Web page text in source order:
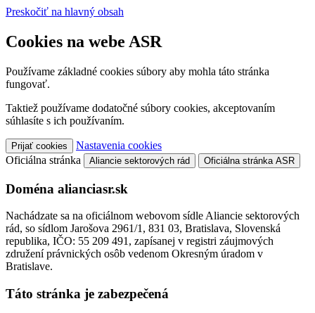
Preskočiť na hlavný obsah
Cookies na webe ASR
Používame základné cookies súbory aby mohla táto stránka
fungovať.
Taktiež používame dodatočné súbory cookies, akceptovaním
súhlasíte s ich používaním.
Prijať cookies
Nastavenia cookies
Oficiálna stránka
Aliancie sektorových rád Oficiálna stránka ASR
Doména alianciasr.sk
Nachádzate sa na oficiálnom webovom sídle Aliancie sektorových
rád, so sídlom Jarošova 2961/1, 831 03, Bratislava, Slovenská
republika, IČO: 55 209 491, zapísanej v registri záujmových
združení právnických osôb vedenom Okresným úradom v
Bratislave.
Táto stránka je zabezpečená